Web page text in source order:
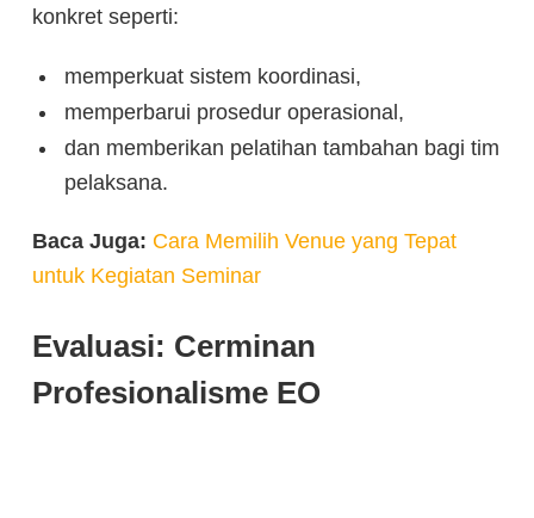
konkret seperti:
memperkuat sistem koordinasi,
memperbarui prosedur operasional,
dan memberikan pelatihan tambahan bagi tim
pelaksana.
Baca Juga: Cara Memilih Venue yang Tepat
untuk Kegiatan Seminar
Evaluasi: Cerminan
Profesionalisme EO